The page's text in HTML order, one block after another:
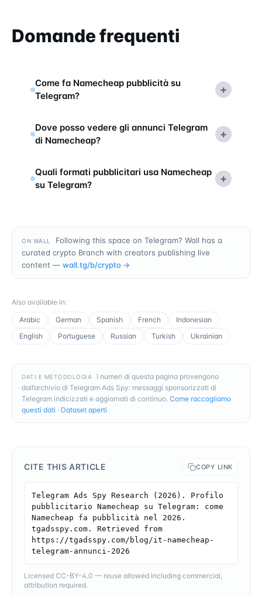
Domande frequenti
Come fa Namecheap pubblicità su
Telegram?
+
Dove posso vedere gli annunci Telegram
di Namecheap?
+
Quali formati pubblicitari usa Namecheap
su Telegram?
+
ON WALL
Following this space on Telegram? Wall has a
curated crypto Branch with creators publishing live
content — wall.tg/b/crypto →
Also available in:
Arabic
German Spanish French
Indonesian
English
Portuguese Russian Turkish Ukrainian
DATI E METODOLOGIA
I numeri di questa pagina provengono
dall’archivio di Telegram Ads Spy: messaggi sponsorizzati di
Telegram indicizzati e aggiornati di continuo. Come raccogliamo
questi dati · Dataset aperti
CITE THIS ARTICLE COPY LINK
Telegram Ads Spy Research (2026). Profilo
pubblicitario Namecheap su Telegram: come
Namecheap fa pubblicità nel 2026.
tgadsspy.com. Retrieved from
https://tgadsspy.com/blog/it-namecheap-
telegram-annunci-2026
Licensed CC-BY-4.0 — reuse allowed including commercial,
attribution required.